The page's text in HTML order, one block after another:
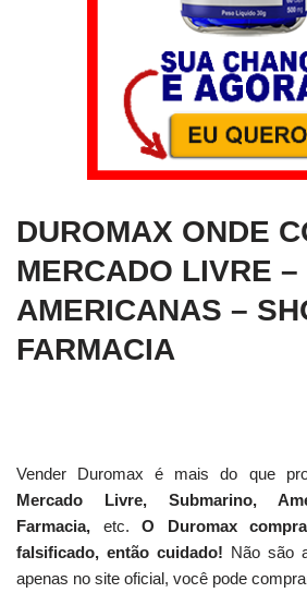
DUROMAX ONDE
MERCADO LIVRE –
AMERICANAS –
FARMACIA
Vender Duromax é mais do que
Mercado Livre, Submarino,
Farmacia, etc.O Duromax
falsificado, então cuidado! Não são
apenas no site oficial, você pode